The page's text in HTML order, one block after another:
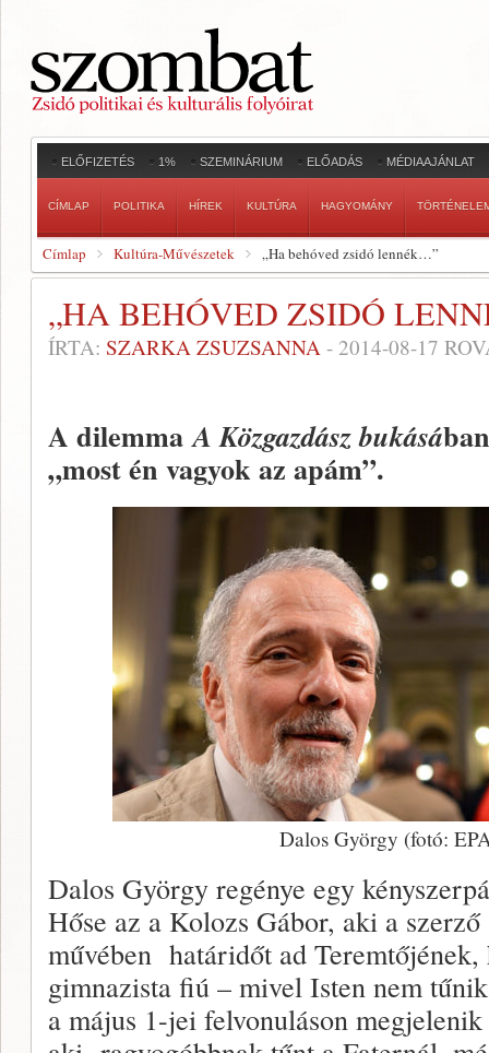
ELŐFIZETÉS 1% SZEMINÁRIUM ELŐADÁS MÉDIAAJÁNLAT
CÍMLAP POLITIKA HÍREK KULTÚRA HAGYOMÁNY
Címlap Kultúra-Művészetek „Ha behóved zsidó lennék…”
„HA BEHÓVED ZSIDÓ
ÍRTA: SZARKA ZSUZSANNA - 2014-08-17
A dilemmaA Közgazdász bukásá
„most én vagyok az apám”.
Dalos György (fotó:
Dalos György regénye egy
Hőse az a Kolozs Gábor, aki a
művében határidőt ad
gimnazista fiú – mivel Isten nem
a május 1-jei felvonuláson